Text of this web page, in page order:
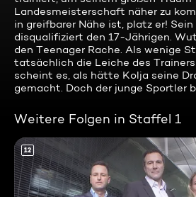
Landesmeisterschaft näher zu
in greifbarer Nähe ist, platz er!
disqualifiziert den 17-Jährigen.
den Teenager Rache. Als wenige
tatsächlich die Leiche des
scheint es, als hätte Kolja seine
gemacht. Doch der junge Sportler
Weitere Folgen in Staffel 1
12